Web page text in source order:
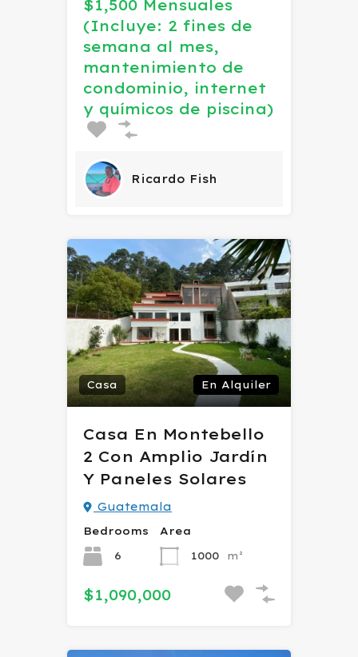
$1,500 Mensuales
(Incluye: 2 fines de
semana al mes,
mantenimiento de
condominio, internet
y químicos de piscina)
Ricardo Fish
Casa En Alquiler
Casa En Montebello
2 Con Amplio Jardín
Y Paneles Solares
Guatemala
Bedrooms
6
Area
1000
m²
$1,090,000